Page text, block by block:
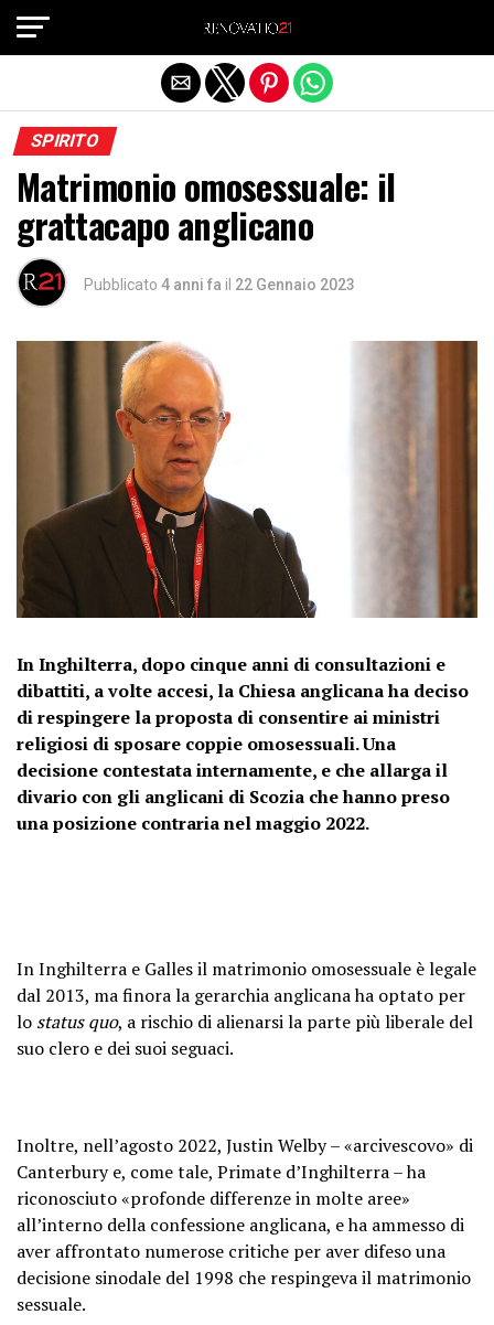
SPIRITO
Matrimonio omosessuale: il
grattacapo anglicano
Pubblicato 4 anni fa il 22 Gennaio 2023
In Inghilterra, dopo cinque anni di consultazioni e
dibattiti, a volte accesi, la Chiesa anglicana ha deciso
di respingere la proposta di consentire ai ministri
religiosi di sposare coppie omosessuali. Una
decisione contestata internamente, e che allarga il
divario con gli anglicani di Scozia che hanno preso
una posizione contraria nel maggio 2022.
In Inghilterra e Galles il matrimonio omosessuale è legale
dal 2013, ma finora la gerarchia anglicana ha optato per
lo status quo, a rischio di alienarsi la parte più liberale del
suo clero e dei suoi seguaci.
Inoltre, nell’agosto 2022, Justin Welby – «arcivescovo» di
Canterbury e, come tale, Primate d’Inghilterra – ha
riconosciuto «profonde differenze in molte aree»
all’interno della confessione anglicana, e ha ammesso di
aver affrontato numerose critiche per aver difeso una
decisione sinodale del 1998 che respingeva il matrimonio
sessuale.
Exit mobile version